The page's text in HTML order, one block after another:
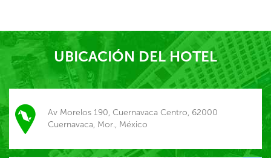
UBICACIÓN DEL HOTEL
Av Morelos 190, Cuernavaca Centro, 62000
Cuernavaca, Mor., México